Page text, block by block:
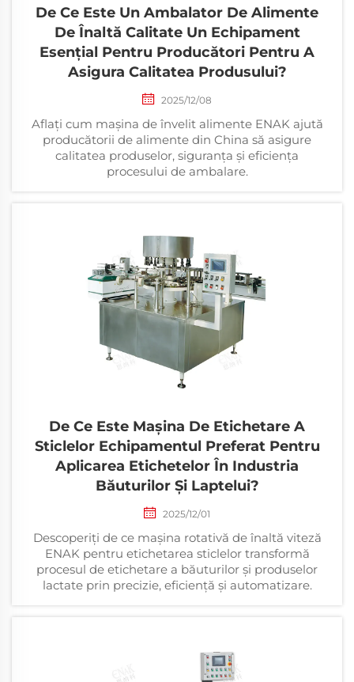
De Ce Este Un Ambalator De Alimente
De Înaltă Calitate Un Echipament
Esențial Pentru Producători Pentru A
Asigura Calitatea Produsului?
2025/12/08
Aflați cum mașina de învelit alimente ENAK ajută
producătorii de alimente din China să asigure
calitatea produselor, siguranța și eficiența
procesului de ambalare.
De Ce Este Mașina De Etichetare A
Sticlelor Echipamentul Preferat Pentru
Aplicarea Etichetelor În Industria
Băuturilor Și Laptelui?
2025/12/01
Descoperiți de ce mașina rotativă de înaltă viteză
ENAK pentru etichetarea sticlelor transformă
procesul de etichetare a băuturilor și produselor
lactate prin precizie, eficiență și automatizare.